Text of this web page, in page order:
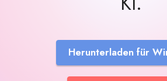
Herunterladen für